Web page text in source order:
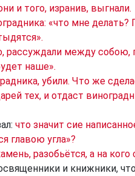
и того, изранив, выгнали.
«что мне
рассуждали между собою,
наше».
убили. Что же
тех, и отдаст
что значит сие
главою угла»?
разобьётся, а на кого
и книжники,